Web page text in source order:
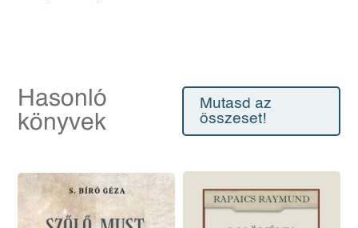
Hasonló
könyvek
Mutasd az
összeset!